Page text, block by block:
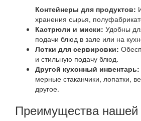
Контейнеры для продуктов:
хранения сырья,
Кастрюли и миски: Удобны
подачи блюд в зале или на
Лотки для сервировки:
и стильную подачу блюд.
Другой кухонный инвентарь:
мерные стаканчики, лопатки,
другое.
Преимущества нашей